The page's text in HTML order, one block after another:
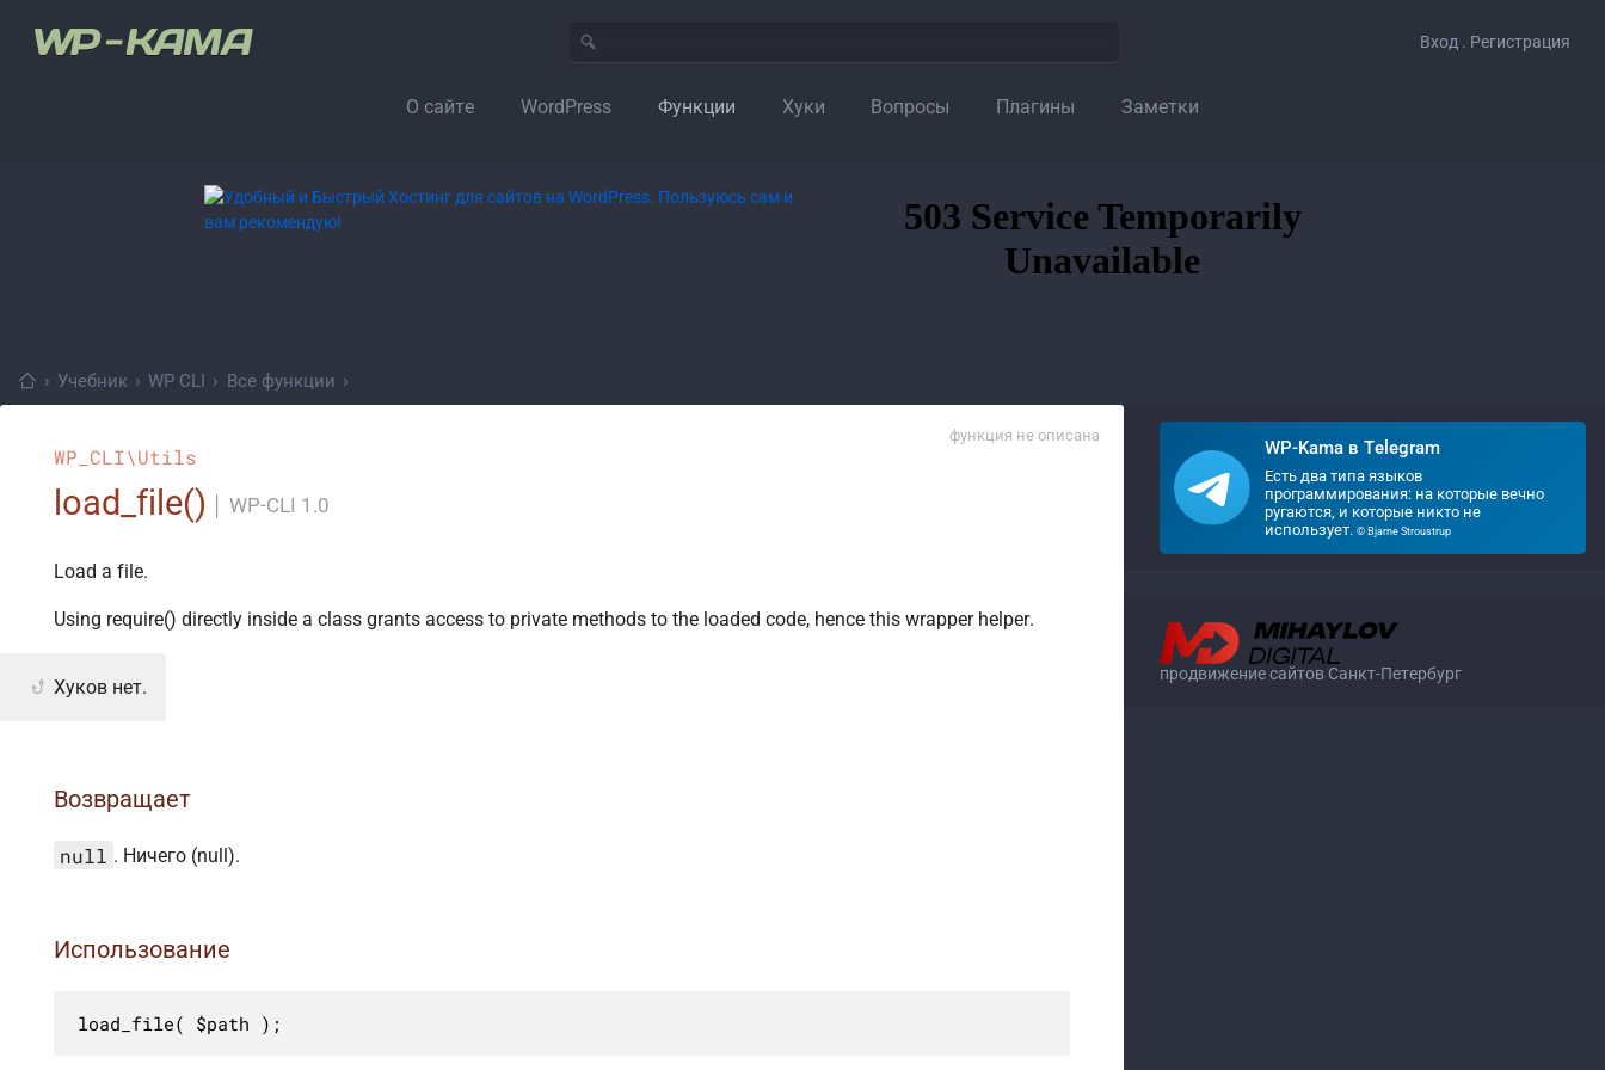
Вход . Регистрация
О сайте WordPress Функции Хуки Вопросы Плагины Заметки
› Учебник › WP CLI › Все функции ›
функция не описана
WP_CLI\Utils
load_file() WP-CLI 1.0
Load a file.
Using require() directly inside a class grants access to private methods to the loaded code, hence this wrapper helper.
Хуков нет.
Возвращает
null . Ничего (null).
Использование
load_file( $path );
WP-Kama в Telegram
Есть два типа языков
программирования: на которые вечно
ругаются, и которые никто не
использует.© Bjarne Stroustrup
продвижение сайтов Санкт-Петербург